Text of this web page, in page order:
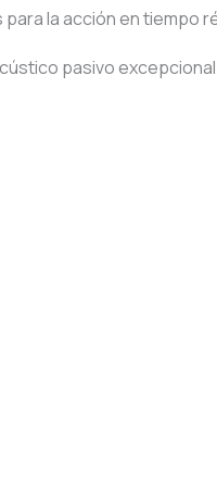
la acción en tiempo
pasivo